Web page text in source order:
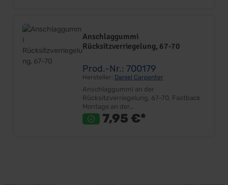
Anschlaggummi
Rücksitzverriegelung, 67-70
Prod.-Nr.: 700179
Hersteller: Daniel Carpenter
Anschlaggummi an der
Rücksitzverriegelung, 67-70, Fastback
Montage an der
Rücksitzverriegelung/Seitenwand
Oberer Anschlag der Klapplehne
7,95 €*